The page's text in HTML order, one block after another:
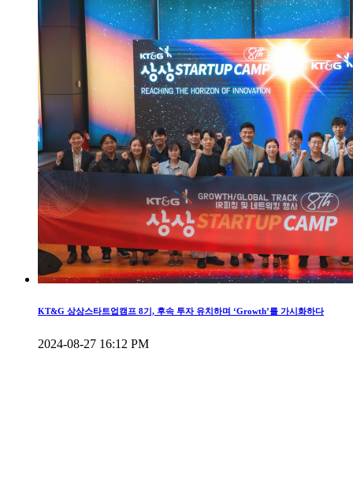
KT&G 상상스타트업캠프 8기, 후속 투자 유치하며 ‘Growth’를 가시화하다
2024-08-27 16:12 PM